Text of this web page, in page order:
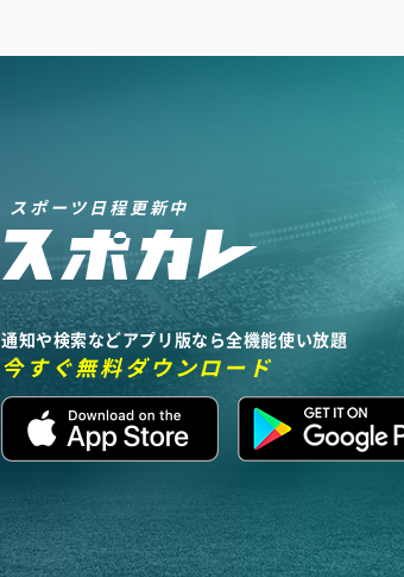
スポーツ日程更新中
通知や検索などアプリ版なら全機能使い放題
今すぐ無料ダウンロード